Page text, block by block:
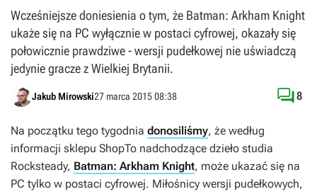
Wcześniejsze doniesienia o tym, że Batman: Arkham Knight
ukaże się na PC wyłącznie w postaci cyfrowej, okazały się
połowicznie prawdziwe - wersji pudełkowej nie uświadczą
jedynie gracze z Wielkiej Brytanii.
Jakub Mirowski27 marca 2015 08:38 8
Na początku tego tygodnia donosiliśmy, że według
informacji sklepu ShopTo nadchodzące dzieło studia
Rocksteady, Batman: Arkham Knight, może ukazać się na
PC tylko w postaci cyfrowej. Miłośnicy wersji pudełkowych,